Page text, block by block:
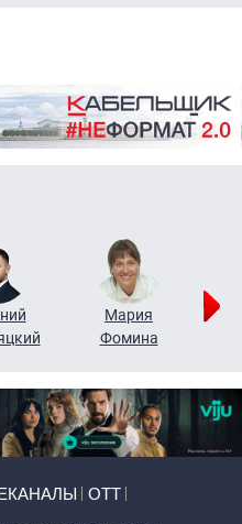
Мария
Фомина
ОТТ